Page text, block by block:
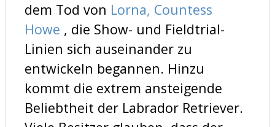
dem Tod von Lorna, Countess
Howe , die Show- und Fieldtrial-
Linien sich auseinander zu
entwickeln begannen. Hinzu
kommt die extrem ansteigende
Beliebtheit der Labrador Retriever.